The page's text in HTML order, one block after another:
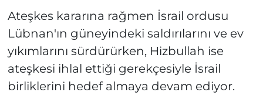
Ateşkes kararına rağmen İsrail ordusu
Lübnan'ın güneyindeki saldırılarını ve ev
yıkımlarını sürdürürken, Hizbullah ise
ateşkesi ihlal ettiği gerekçesiyle İsrail
birliklerini hedef almaya devam ediyor.